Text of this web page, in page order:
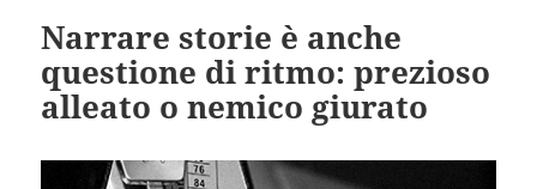
Narrare storie è anche
questione di ritmo: prezioso
alleato o nemico giurato